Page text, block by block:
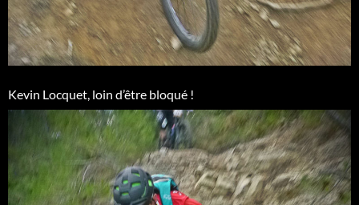
Kevin Locquet, loin d’être bloqué !